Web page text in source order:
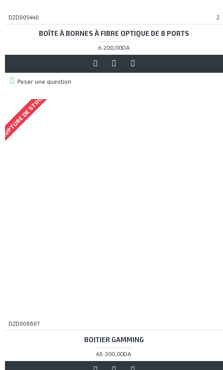
DZD005440 2
BOÎTE À BORNES À FIBRE OPTIQUE DE 8 PORTS
6 200,00DA
Poser une question
DE STOCK
DZD006607
BOITIER GAMMING
65 300,00DA